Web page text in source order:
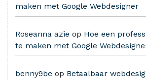
maken met Google Webdesigner
Roseanna azie op Hoe een
te maken met Google
benny9be op Betaalbaar